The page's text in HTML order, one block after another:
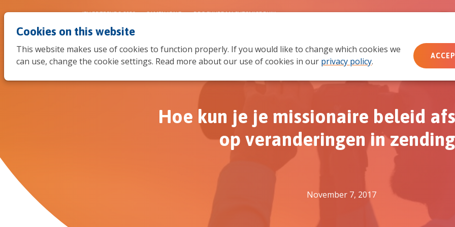
Cookies on this website
This website makes use of cookies to function properly. If you would like to change which cookies we
can use, change the cookie settings. Read more about our use of cookies in our privacy policy.
Wie wij zijn Wat we doen Doe mee
JEUGDTRENDS 2026 SAMEN JONG BROCHURE MACHTSMISBRUIK
Hoe kun je je missionaire beleid
op veranderingen in
November 7, 2017